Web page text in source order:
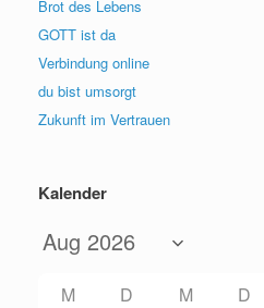
Brot des Lebens
GOTT ist da
Verbindung online
du bist umsorgt
Zukunft im Vertrauen
Kalender
M D M D